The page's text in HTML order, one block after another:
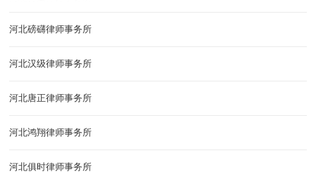
河北磅礴律师事务所
河北汉级律师事务所
河北唐正律师事务所
河北鸿翔律师事务所
河北俱时律师事务所